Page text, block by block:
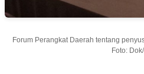
Forum Perangkat Daerah tentang
Foto: